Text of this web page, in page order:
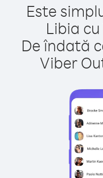
Este
Libia
De îndată
Viber